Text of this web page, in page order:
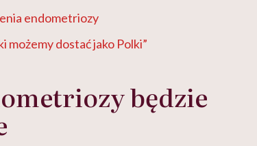
endometriozy
możemy dostać jako Polki”
będzie